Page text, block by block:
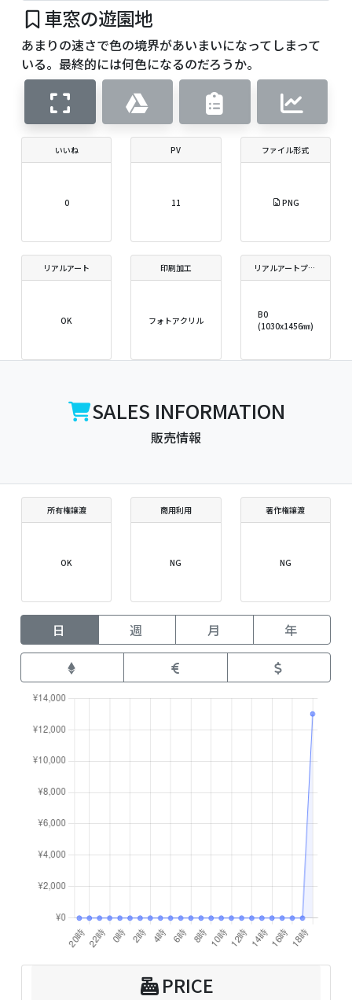
車窓の遊園地
あまりの速さで色の境界があいまいになってしまって
いる。最終的には何色になるのだろうか。
いいね
0
PV
11
ファイル形式
PNG
リアルアート
OK
印刷加工
フォトアクリル
リアルアートプリントサイズ
B0
(1030x1456㎜)
SALES INFORMATION
販売情報
所有権譲渡
OK
商用利用
NG
著作権譲渡
NG
日 週 月 年
PRICE